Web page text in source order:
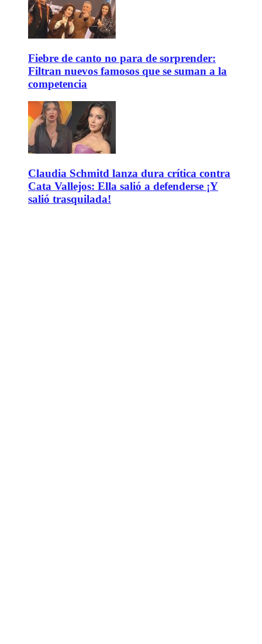
Fiebre de canto no para de sorprender:
Filtran nuevos famosos que se suman a la
competencia
Claudia Schmitd lanza dura crítica contra
Cata Vallejos: Ella salió a defenderse ¡Y
salió trasquilada!